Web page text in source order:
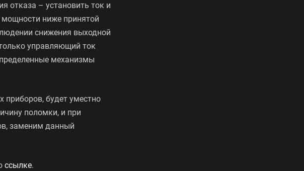
отказа – установить ток и
ниже принятой
снижения выходной
управляющий ток
механизмы
приборов, будет уместно
поломки, и при
заменим данный
ссылке.